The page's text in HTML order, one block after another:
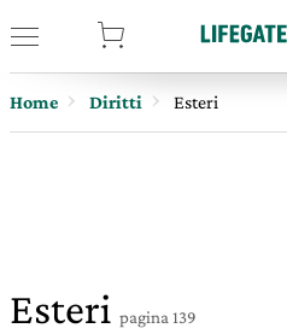
Home Diritti Esteri
Esteri pagina 139